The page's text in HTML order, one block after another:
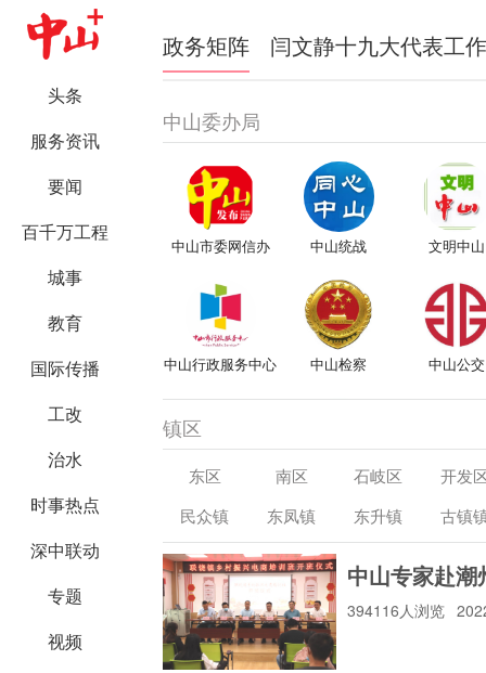
头条
服务资讯
要闻
百千万工程
城事
教育
国际传播
工改
治水
时事热点
深中联动
专题
视频
政务矩阵 闫文静十九大代表工
中山委办局
中山市委网信办 中山统战 文明中山
中山行政服务中心 中山检察 中山公交
中山市教育和体育
中山住建 中山市司法局 中山中级
镇区
东区 南区 石岐区
开发
民众镇
东凤镇 东升镇
古镇
横栏镇
南头镇
翠亨新区
中山专家赴
394116人浏览